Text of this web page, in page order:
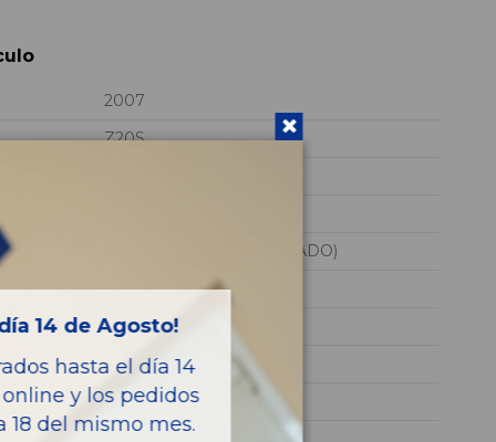
2007
Z20S
Diesel (SOBREALIMENTADO)
2.0 D 4WD
150CV 110KW
CAPTIVA (C100, C140)
Turismo
14 de Agosto!
hasta el día 14
y los pedidos
del mismo mes.